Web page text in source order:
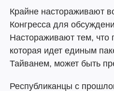
Крайне настораживают
Конгресса для
Настораживают тем,
которая идет единым
Тайванем, может быть
Республиканцы с